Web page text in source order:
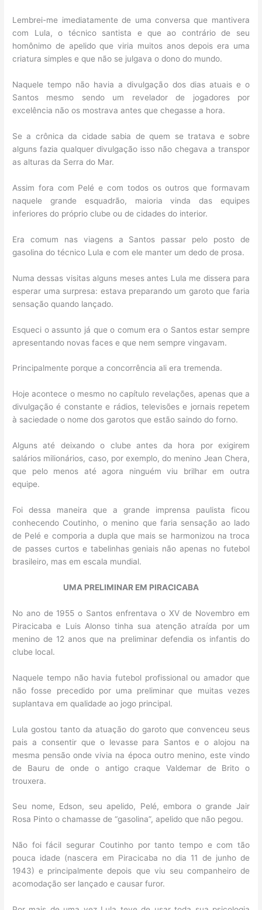
Lembrei-me imediatamente de uma conversa que mantivera
com Lula, o técnico santista e que ao contrário de seu
homônimo de apelido que viria muitos anos depois era uma
criatura simples e que não se julgava o dono do mundo.
Naquele tempo não havia a divulgação dos dias atuais e o
Santos mesmo sendo um revelador de jogadores por
excelência não os mostrava antes que chegasse a hora.
Se a crônica da cidade sabia de quem se tratava e sobre
alguns fazia qualquer divulgação isso não chegava a transpor
as alturas da Serra do Mar.
Assim fora com Pelé e com todos os outros que formavam
naquele grande esquadrão, maioria vinda das equipes
inferiores do próprio clube ou de cidades do interior.
Era comum nas viagens a Santos passar pelo posto de
gasolina do técnico Lula e com ele manter um dedo de prosa.
Numa dessas visitas alguns meses antes Lula me dissera para
esperar uma surpresa: estava preparando um garoto que faria
sensação quando lançado.
Esqueci o assunto já que o comum era o Santos estar sempre
apresentando novas faces e que nem sempre vingavam.
Principalmente porque a concorrência ali era tremenda.
Hoje acontece o mesmo no capítulo revelações, apenas que a
divulgação é constante e rádios, televisões e jornais repetem
à saciedade o nome dos garotos que estão saindo do forno.
Alguns até deixando o clube antes da hora por exigirem
salários milionários, caso, por exemplo, do menino Jean Chera,
que pelo menos até agora ninguém viu brilhar em outra
equipe.
Foi dessa maneira que a grande imprensa paulista ficou
conhecendo Coutinho, o menino que faria sensação ao lado
de Pelé e comporia a dupla que mais se harmonizou na troca
de passes curtos e tabelinhas geniais não apenas no futebol
brasileiro, mas em escala mundial.
UMA PRELIMINAR EM PIRACICABA
No ano de 1955 o Santos enfrentava o XV de Novembro em
Piracicaba e Luis Alonso tinha sua atenção atraída por um
menino de 12 anos que na preliminar defendia os infantis do
clube local.
Naquele tempo não havia futebol profissional ou amador que
não fosse precedido por uma preliminar que muitas vezes
suplantava em qualidade ao jogo principal.
Lula gostou tanto da atuação do garoto que convenceu seus
pais a consentir que o levasse para Santos e o alojou na
mesma pensão onde vivia na época outro menino, este vindo
de Bauru de onde o antigo craque Valdemar de Brito o
trouxera.
Seu nome, Edson, seu apelido, Pelé, embora o grande Jair
Rosa Pinto o chamasse de “gasolina”, apelido que não pegou.
Não foi fácil segurar Coutinho por tanto tempo e com tão
pouca idade (nascera em Piracicaba no dia 11 de junho de
1943) e principalmente depois que viu seu companheiro de
acomodação ser lançado e causar furor.